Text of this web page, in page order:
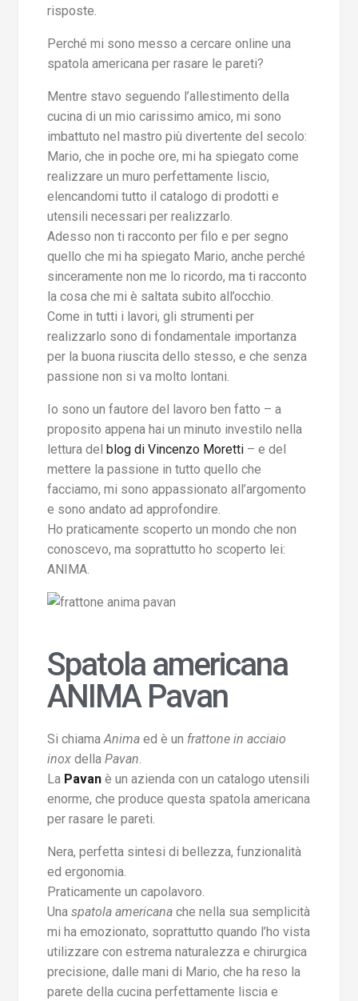
risposte.
Perché mi sono messo a cercare online una
spatola americana per rasare le pareti?
Mentre stavo seguendo l’allestimento della
cucina di un mio carissimo amico, mi sono
imbattuto nel mastro più divertente del secolo:
Mario, che in poche ore, mi ha spiegato come
realizzare un muro perfettamente liscio,
elencandomi tutto il catalogo di prodotti e
utensili necessari per realizzarlo.
Adesso non ti racconto per filo e per segno
quello che mi ha spiegato Mario, anche perché
sinceramente non me lo ricordo, ma ti racconto
la cosa che mi è saltata subito all’occhio.
Come in tutti i lavori, gli strumenti per
realizzarlo sono di fondamentale importanza
per la buona riuscita dello stesso, e che senza
passione non si va molto lontani.
Io sono un fautore del lavoro ben fatto – a
proposito appena hai un minuto investilo nella
lettura del blog di Vincenzo Moretti– e del
mettere la passione in tutto quello che
facciamo, mi sono appassionato all’argomento
e sono andato ad approfondire.
Ho praticamente scoperto un mondo che non
conoscevo, ma soprattutto ho scoperto lei:
ANIMA.
Spatola americana
ANIMA Pavan
Si chiamaAnimaed è un frattone in acciaio
inoxdella Pavan.
La Pavanè un azienda con un catalogo utensili
enorme, che produce questa spatola americana
per rasare le pareti.
Nera, perfetta sintesi di bellezza, funzionalità
ed ergonomia.
Praticamente un capolavoro.
Una spatola americanache nella sua semplicità
mi ha emozionato, soprattutto quando l’ho vista
utilizzare con estrema naturalezza e chirurgica
precisione, dalle mani di Mario, che ha reso la
parete della cucina perfettamente liscia e